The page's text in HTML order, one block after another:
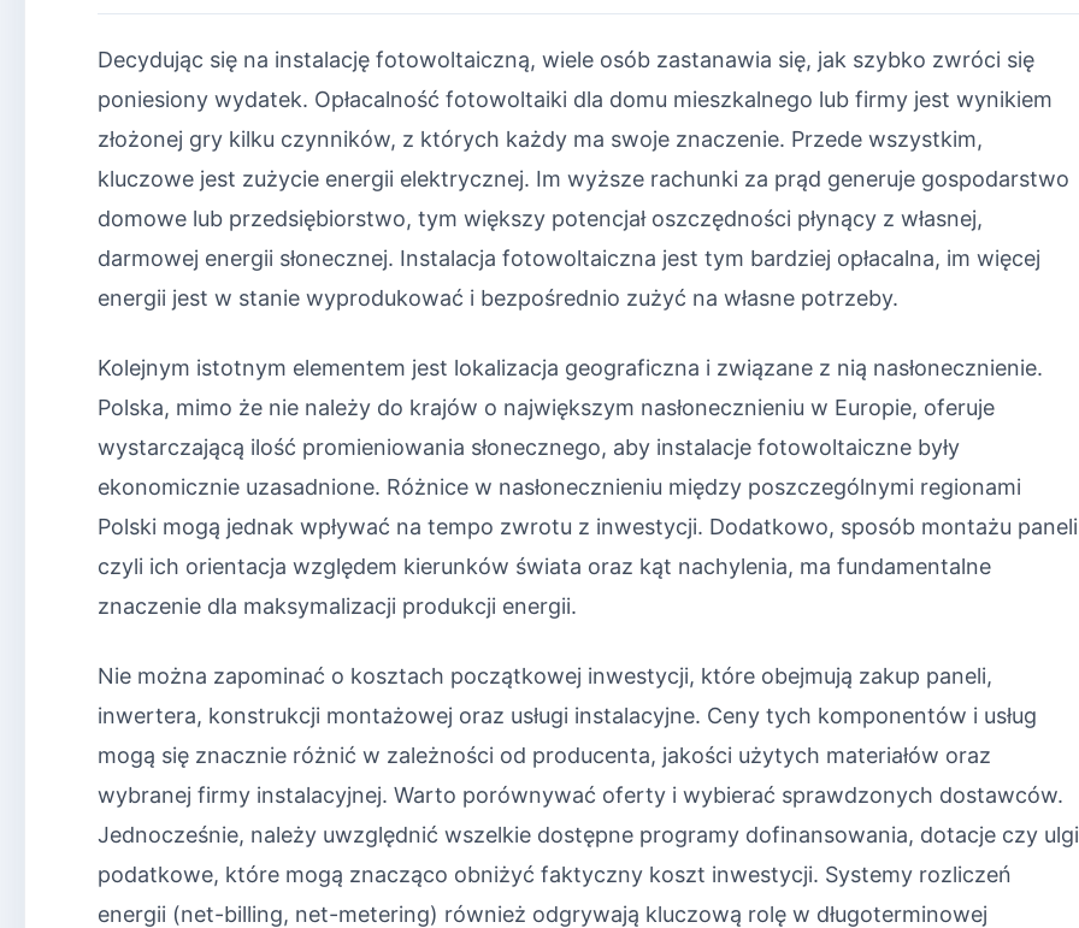
Decydując się na instalację fotowoltaiczną, wiele osób zastanawia się, jak szybko zwróci się
poniesiony wydatek. Opłacalność fotowoltaiki dla domu mieszkalnego lub firmy jest wynikiem
złożonej gry kilku czynników, z których każdy ma swoje znaczenie. Przede wszystkim,
kluczowe jest zużycie energii elektrycznej. Im wyższe rachunki za prąd generuje gospodarstwo
domowe lub przedsiębiorstwo, tym większy potencjał oszczędności płynący z własnej,
darmowej energii słonecznej. Instalacja fotowoltaiczna jest tym bardziej opłacalna, im więcej
energii jest w stanie wyprodukować i bezpośrednio zużyć na własne potrzeby.
Kolejnym istotnym elementem jest lokalizacja geograficzna i związane z nią nasłonecznienie.
Polska, mimo że nie należy do krajów o największym nasłonecznieniu w Europie, oferuje
wystarczającą ilość promieniowania słonecznego, aby instalacje fotowoltaiczne były
ekonomicznie uzasadnione. Różnice w nasłonecznieniu między poszczególnymi regionami
Polski mogą jednak wpływać na tempo zwrotu z inwestycji. Dodatkowo, sposób montażu
czyli ich orientacja względem kierunków świata oraz kąt nachylenia, ma fundamentalne
znaczenie dla maksymalizacji produkcji energii.
Nie można zapominać o kosztach początkowej inwestycji, które obejmują zakup paneli,
inwertera, konstrukcji montażowej oraz usługi instalacyjne. Ceny tych komponentów i usług
mogą się znacznie różnić w zależności od producenta, jakości użytych materiałów oraz
wybranej firmy instalacyjnej. Warto porównywać oferty i wybierać sprawdzonych dostawców.
Jednocześnie, należy uwzględnić wszelkie dostępne programy dofinansowania, dotacje czy ulgi
podatkowe, które mogą znacząco obniżyć faktyczny koszt inwestycji. Systemy rozliczeń
energii (net-billing, net-metering) również odgrywają kluczową rolę w długoterminowej